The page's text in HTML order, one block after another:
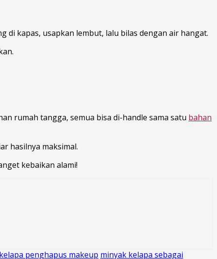
di kapas, usapkan lembut, lalu bilas dengan air hangat.
rumah tangga, semua bisa di-handle sama satu bahan
hasilnya maksimal.
kebaikan alami!
penghapus makeup minyak kelapa sebagai